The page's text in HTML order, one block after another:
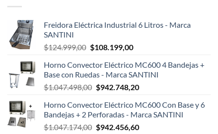
Freidora Eléctrica Industrial 6 Litros - Marca
SANTINI
$124.999,00 El
original
era:
$124.999,00.
$108.199,00El
actual
es:
$108.199,00.
Horno Convector Eléctrico MC600 4 Bandejas +
Base con Ruedas - Marca SANTINI
$1.047.498,00 El
original
era:
$1.047.498,00.
$942.748,20El
actual
es:
$942.748,20.
Horno Convector Eléctrico MC600 Con Base y 6
Bandejas + 2 Perforadas - Marca SANTINI
$1.047.174,00 El
$942.456,60El